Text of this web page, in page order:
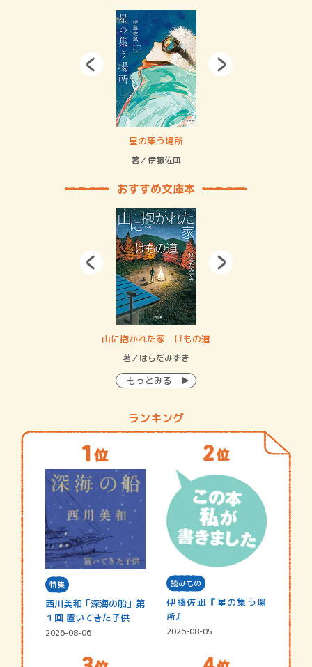
星の集う場所
著／伊藤佐凪
おすすめ文庫本
山に抱かれた家 けもの道
著／はらだみずき
もっとみる
ランキング
特集
西川美和「深海の船」第
１回 置いてきた子供
2026-08-06
読みもの
伊藤佐凪『星の集う場
所』
2026-08-05